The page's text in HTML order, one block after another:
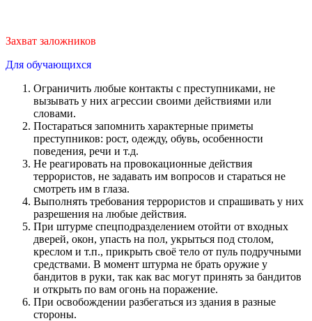
Захват заложников
Для обучающихся
Ограничить любые контакты с преступниками, не
вызывать у них агрессии своими действиями или
словами.
Постараться запомнить характерные приметы
преступников: рост, одежду, обувь, особенности
поведения, речи и т.д.
Не реагировать на провокационные действия
террористов, не задавать им вопросов и стараться не
смотреть им в глаза.
Выполнять требования террористов и спрашивать у них
разрешения на любые действия.
При штурме спецподразделением отойти от входных
дверей, окон, упасть на пол, укрыться под столом,
креслом и т.п., прикрыть своё тело от пуль подручными
средствами. В момент штурма не брать оружие у
бандитов в руки, так как вас могут принять за бандитов
и открыть по вам огонь на поражение.
При освобождении разбегаться из здания в разные
стороны.